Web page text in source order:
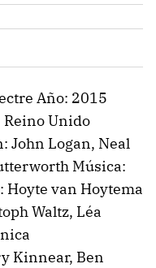
Año: 2015
Unido
John Logan, Neal
Música:
Hoyte van Hoytema
Waltz, Léa
Kinnear, Ben